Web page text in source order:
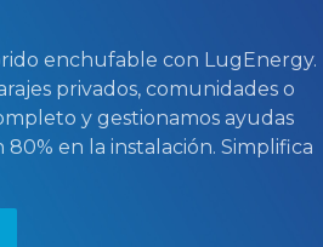
enchufable con LugEnergy.
privados, comunidades o
y gestionamos ayudas
en la instalación. Simplifica